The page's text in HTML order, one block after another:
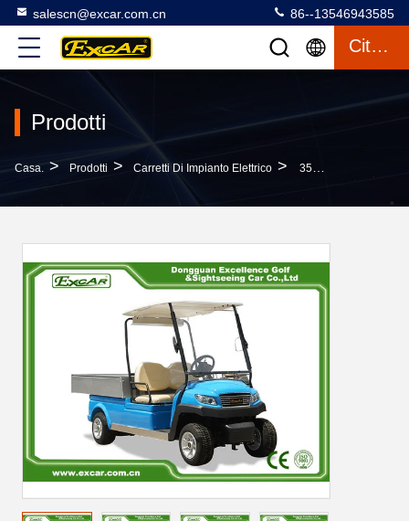
salescn@excar.com.cn 86--13546943585
Citazione
Prodotti
Casa. > Prodotti > Carretti Di Impianto Elettrico > 35 Km/H 4 Carrelli Elettrici Per Ruote Con Telaio In Alluminio Per Attrezzi Da Carico PP